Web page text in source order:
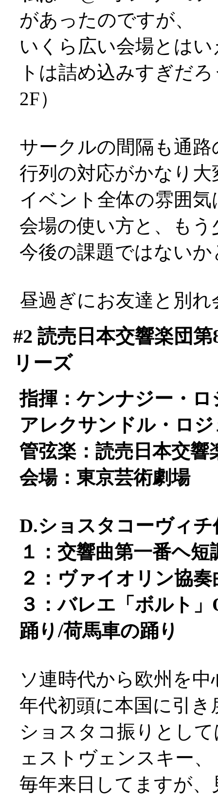
があったのですが、
いくら広い会場とは
トは詰め込みすぎだ
2F）
サークルの間隔も通
行列の対応がかなり
イベント全体の雰囲
会場の使い方と、も
今後の課題ではないか
昼過ぎにお友達と別れ
#2 読売日本交響楽団
リーズ
指揮：ケンナジー・
アレクサンドル・ロ
管弦楽：読売日本交響
会場：東京芸術劇場
D.ショスタコーヴィチ
１：交響曲第一番ヘ短
２：ヴァイオリン協
３：バレエ「ボルト
踊り/荷馬車の踊り
ソ連時代から欧州を
年代初頭に本国に引
ショスタコ振りとし
ェストヴェンスキー、
毎年来日してますが